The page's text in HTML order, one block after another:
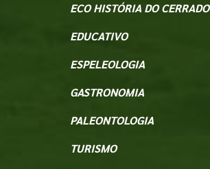
ECO HISTÓRIA DO CERRADO
EDUCATIVO
ESPELEOLOGIA
GASTRONOMIA
PALEONTOLOGIA
TURISMO